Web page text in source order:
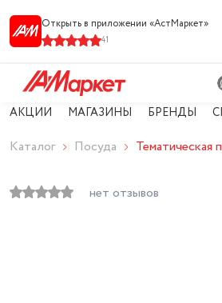
Открыть в приложении «АстМарке‪т‬»
41
АКЦИИ МАГАЗИНЫ БРЕНДЫ
Каталог Посуда Тематическая
нет отзывов